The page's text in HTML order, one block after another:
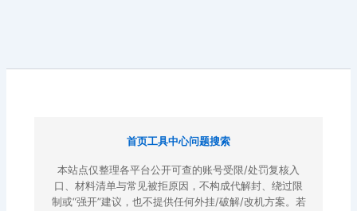
首页工具中心问题搜索
本站点仅整理各平台公开可查的账号受限/处罚复核入
口、材料清单与常见被拒原因，不构成代解封、绕过限
制或“强开”建议，也不提供任何外挂/破解/改机方案。若